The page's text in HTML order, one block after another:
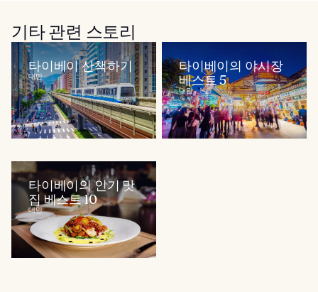
기타 관련 스토리
타이베이 산책하기
대만
타이베이의 야시장
베스트 5
대만
타이베이의 인기 맛
집 베스트 10
대만